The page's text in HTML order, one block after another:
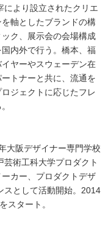
により設立されたクリエ
軸としたブランドの構
ク、展示会の会場構成
内外で行う。橋本、福
ヤーやスウェーデン在
トナーと共に、流通を
ジェクトに応じたフレ
大阪デザイナー専門学校
術工科大学プロダクト
カー、プロダクトデザ
スとして活動開始。2014
スタート。